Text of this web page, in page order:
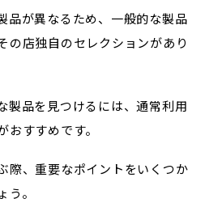
品が異なるため、一般的な製品
の店独自のセレクションがあり
製品を見つけるには、通常利用
おすすめです。
際、重要なポイントをいくつか
う。